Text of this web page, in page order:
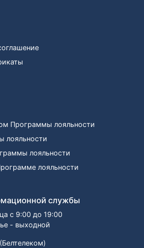
Программы лояльности
лояльности
лояльности
лояльности
службы
с 9:00 до 19:00
- выходной